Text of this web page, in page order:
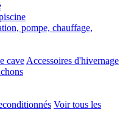
pompe, chauffage,
cave Accessoires d'hivernage
Voir tous les